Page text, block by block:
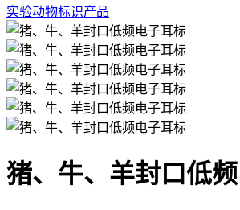
实验动物标识产品
猪、牛、羊封口低